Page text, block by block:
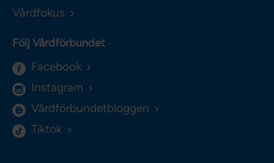
Vårdfokus
Följ Vårdförbundet
Facebook
Instagram
Vårdförbundetbloggen
Tiktok